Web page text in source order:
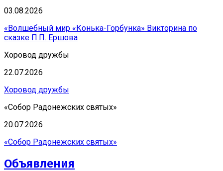
03.08.2026
«Волшебный мир «Конька-Горбунка» Викторина по
сказке П.П. Ершова
Хоровод дружбы
22.07.2026
Хоровод дружбы
«Собор Радонежских святых»
20.07.2026
«Собор Радонежских святых»
Объявления